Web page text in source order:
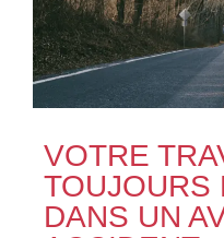
VOTRE
TOUJOURS
DANS UN